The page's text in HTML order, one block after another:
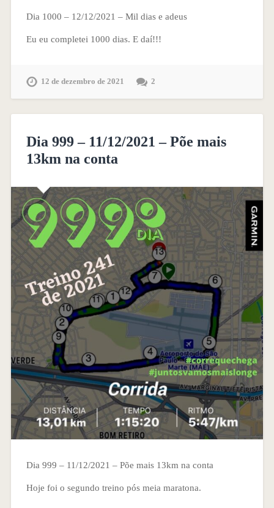
Dia 1000 – 12/12/2021 – Mil dias e adeus
Eu eu completei 1000 dias. E daí!!!
12 de dezembro de 2021 2
Dia 999 – 11/12/2021 – Põe mais
13km na conta
Dia 999 – 11/12/2021 – Põe mais 13km na conta
Hoje foi o segundo treino pós meia maratona.